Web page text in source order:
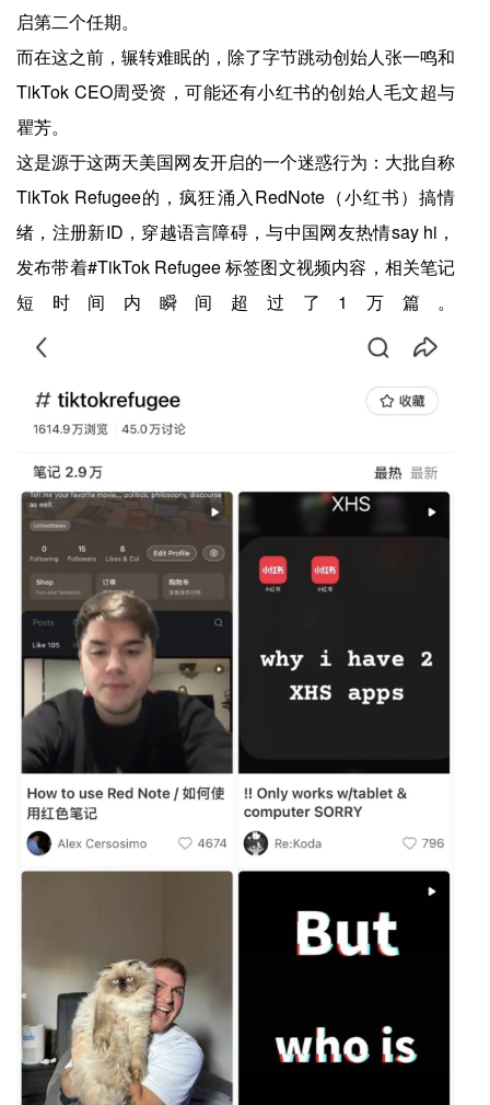
启第二个任期。
而在这之前，辗转难眠的，除了字节跳动创始人张一鸣和
TikTok CEO周受资，可能还有小红书的创始人毛文超与
瞿芳。
这是源于这两天美国网友开启的一个迷惑行为：大批自称
TikTok Refugee的，疯狂涌入RedNote（小红书）搞情
绪，注册新ID，穿越语言障碍，与中国网友热情say hi，
发布带着#TikTok Refugee 标签图文视频内容，相关笔记
短时间内瞬间超过了1万篇。